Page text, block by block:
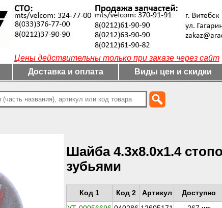
Цены действительны только при заказе через сайт
Доставка и оплата Виды цен и скидки
Шайба 4.3х8.0х1.4
зубьями
Код 1 Код 2 Артикул Доступно